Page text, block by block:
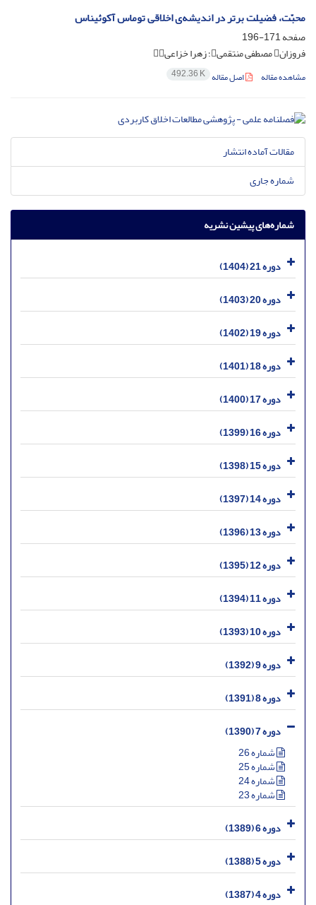
محبّت، فضیلت برتر در اندیشه‌ی اخلاقی توماس آکوئیناس
صفحه171-196
فروزان مصطفی منتقمی؛ زهرا خزاعی
مشاهده مقاله اصل مقاله 492.36 K
مقالات آماده انتشار
شماره جاری
شماره‌های پیشین نشریه
دوره 21 (1404)
دوره 20 (1403)
دوره 19 (1402)
دوره 18 (1401)
دوره 17 (1400)
دوره 16 (1399)
دوره 15 (1398)
دوره 14 (1397)
دوره 13 (1396)
دوره 12 (1395)
دوره 11 (1394)
دوره 10 (1393)
دوره 9 (1392)
دوره 8 (1391)
دوره 7 (1390)
شماره 26
شماره 25
شماره 24
شماره 23
دوره 6 (1389)
دوره 5 (1388)
دوره 4 (1387)